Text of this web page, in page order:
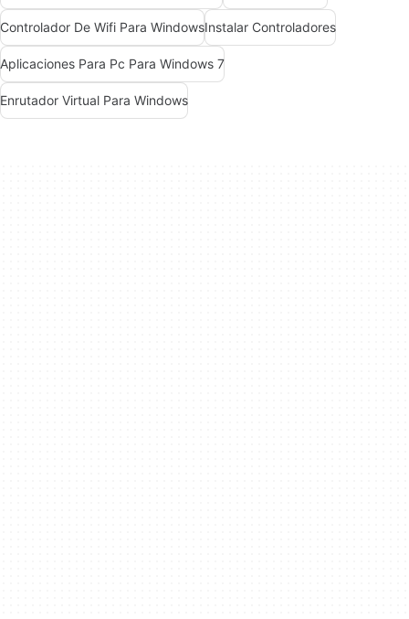
Controlador De Wifi Para WindowsInstalar Controladores
Aplicaciones Para Pc Para Windows 7
Enrutador Virtual Para Windows